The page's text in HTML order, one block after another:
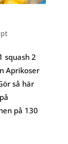
squash 2
Aprikoser
så här
på 130